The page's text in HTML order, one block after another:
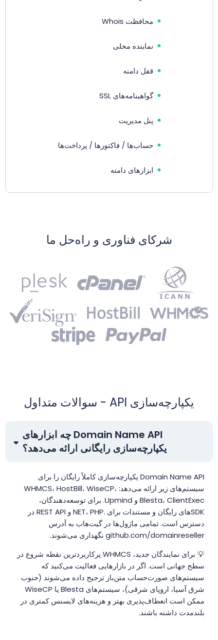
محافظت Whois
نماینده محلی
قفل دامنه
گواهینامه‌های SSL
پنل مدیریت
حساب‌ها / فاکتورها / پرداخت‌ها
ابزارهای دامنه
شرکای فناوری و راه‌حل ما
یکپارچه‌سازی API - سوالات متداول
Domain Name API چه ابزارهای
یکپارچه‌سازی رایگانی ارائه می‌دهد؟
Domain Name API یکپارچه‌سازی کاملاً رایگان را برای
سیستم‌های زیر ارائه می‌دهد: WHMCS، HostBill، WiseCP،
Blesta، ClientExec و Upmind. برای توسعه‌دهندگان،
SDK‌های رایگان و مستندات برای .NET، PHP و REST API در
دسترس است. تمامی ماژول‌ها در گیت‌هاب به آدرس
github.com/domainreseller نگهداری می‌شوند.
💡 برای نمایندگان جدید، WHMCS پرکاربردترین نقطه شروع در
سطح جهانی است. اگر در بازارهایی فعالیت می‌کنید که
سیستم‌های صورت‌حساب متن‌باز ترجیح داده می‌شوند (جنوب
شرق آسیا، اروپای شرقی)، سیستم‌های Blesta یا WiseCP
ممکن است انعطاف‌پذیری بهتر و هزینه‌های لایسنس کمتری در
بلندمدت داشته باشند.